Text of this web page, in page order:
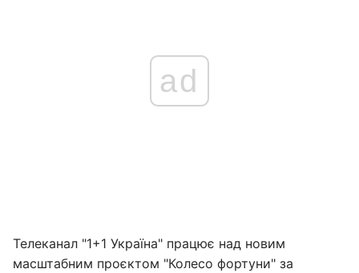
ad
Телеканал "1+1 Україна" працює над новим
масштабним проєктом "Колесо фортуни" за